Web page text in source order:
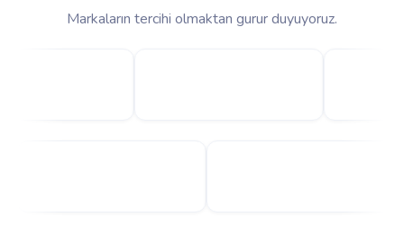
Markaların tercihi olmaktan gurur duyuyoruz.